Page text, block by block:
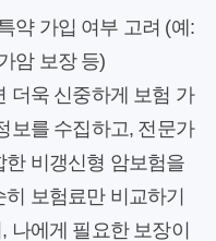
약 가입 여부 고려 (예:
암 보장 등)
더욱 신중하게 보험 가
보를 수집하고, 전문가
비갱신형 암보험을
보험료만 비교하기
나에게 필요한 보장이